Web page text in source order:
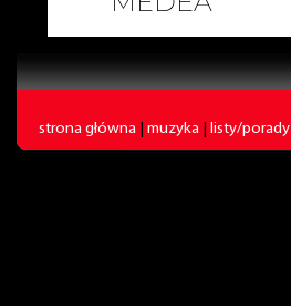
strona główna muzyka listy/porady